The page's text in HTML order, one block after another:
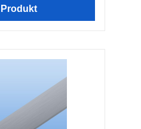
von
Nachfolgend noch
glatte Oberfläche
gut zerspant werden
gut dekorativ